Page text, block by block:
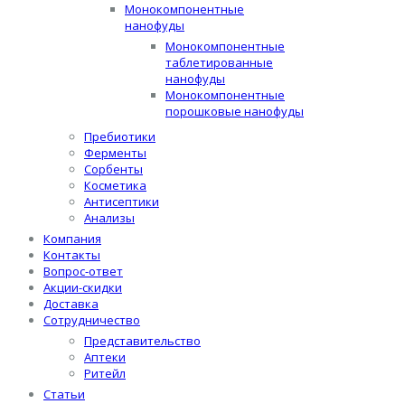
Монокомпонентные
нанофуды
Монокомпонентные
таблетированные
нанофуды
Монокомпонентные
порошковые нанофуды
Пребиотики
Ферменты
Сорбенты
Косметика
Антисептики
Анализы
Компания
Контакты
Вопрос-ответ
Акции-скидки
Доставка
Сотрудничество
Представительство
Аптеки
Ритейл
Статьи